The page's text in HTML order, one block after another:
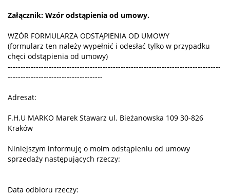
Załącznik: Wzór odstąpienia od umowy.
WZÓR FORMULARZA ODSTĄPIENIA OD UMOWY
(formularz ten należy wypełnić i odesłać tylko w przypadku
chęci odstąpienia od umowy)
-----------------------------------------------------------------------------------
-------------------------------------
Adresat:
F.H.U MARKO Marek Stawarz ul. Bieżanowska 109 30-826
Kraków
Niniejszym informuję o moim odstąpieniu od umowy
sprzedaży następujących rzeczy:
Data odbioru rzeczy: